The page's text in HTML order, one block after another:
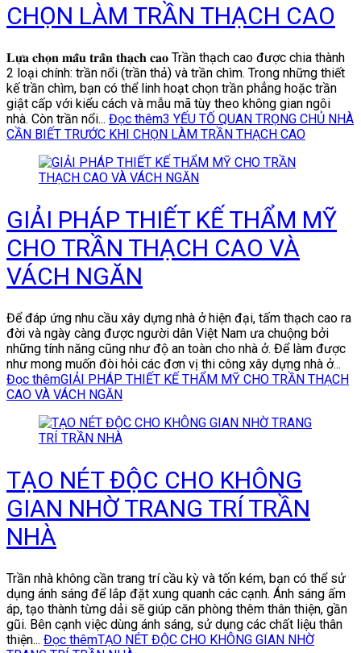
CHỌN LÀM TRẦN THẠCH CAO
𝐋𝐮̛̣𝐚 𝐜𝐡𝐨̣𝐧 𝐦𝐚̂̃𝐮 𝐭𝐫𝐚̂̀𝐧 𝐭𝐡𝐚̣𝐜𝐡 𝐜𝐚𝐨 Trần thạch cao được chia thành
2 loại chính: trần nổi (trần thả) và trần chìm. Trong những thiết
kế trần chìm, bạn có thể linh hoạt chọn trần phẳng hoặc trần
giật cấp với kiểu cách và mẫu mã tùy theo không gian ngôi
nhà. Còn trần nổi... Đọc thêm3 YẾU TỐ QUAN TRỌNG CHỦ NHÀ
CẦN BIẾT TRƯỚC KHI CHỌN LÀM TRẦN THẠCH CAO
GIẢI PHÁP THIẾT KẾ THẨM MỸ
CHO TRẦN THẠCH CAO VÀ
VÁCH NGĂN
Để đáp ứng nhu cầu xây dựng nhà ở hiện đại, tấm thạch cao ra
đời và ngày càng được người dân Việt Nam ưa chuộng bởi
những tính năng cũng như độ an toàn cho nhà ở. Để làm được
như mong muốn đòi hỏi các đơn vị thi công xây dựng nhà ở...
Đọc thêmGIẢI PHÁP THIẾT KẾ THẨM MỸ CHO TRẦN THẠCH
CAO VÀ VÁCH NGĂN
TẠO NÉT ĐỘC CHO KHÔNG
GIAN NHỜ TRANG TRÍ TRẦN
NHÀ
Trần nhà không cần trang trí cầu kỳ và tốn kém, bạn có thể sử
dụng ánh sáng để lắp đặt xung quanh các cạnh. Ánh sáng ấm
áp, tạo thành từng dải sẽ giúp căn phòng thêm thân thiện, gần
gũi. Bên cạnh việc dùng ánh sáng, sử dụng các chất liệu thân
thiện... Đọc thêmTẠO NÉT ĐỘC CHO KHÔNG GIAN NHỜ